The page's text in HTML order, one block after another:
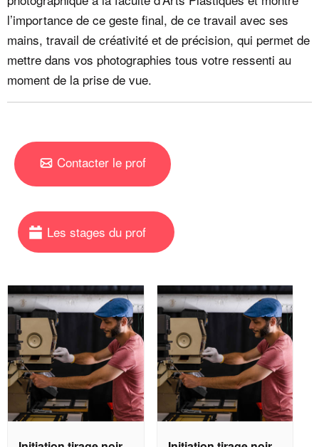
l’importance de ce geste final, de ce travail avec ses
mains, travail de créativité et de précision, qui permet de
mettre dans vos photographies tous votre ressenti au
moment de la prise de vue.
Contacter le prof